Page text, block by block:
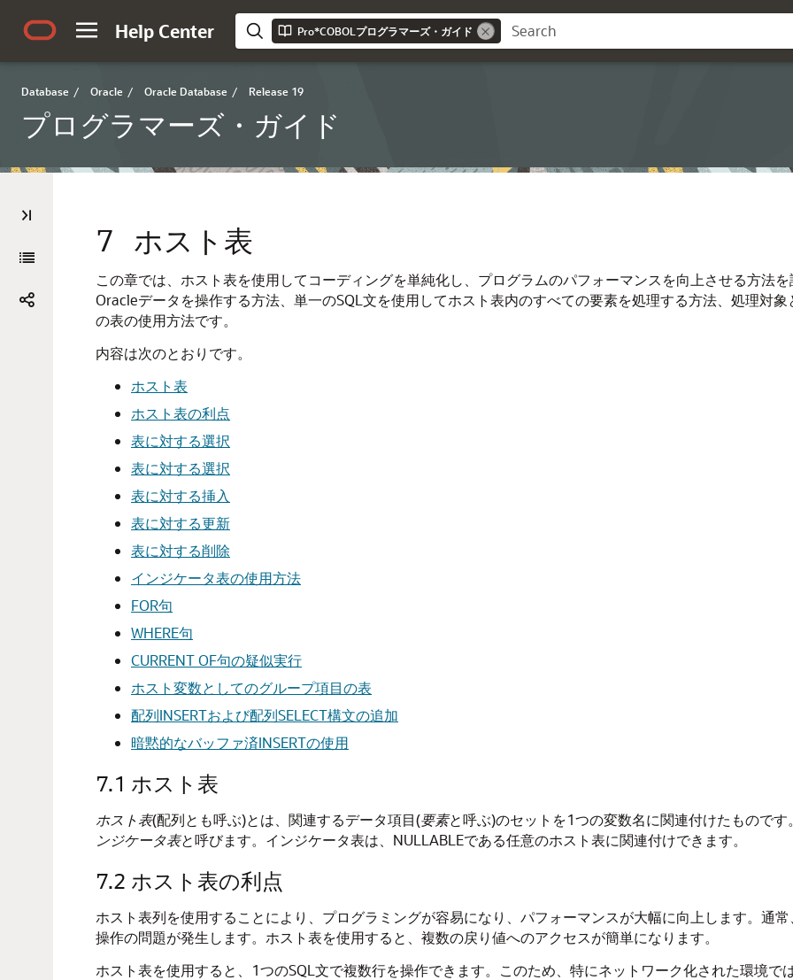
Help Center Pro*COBOLプログラマーズ・ガイド
Database / Oracle / Oracle Database / Release 19
プログラマーズ・ガイド
7 ホスト表
この章では、ホスト表を使用してコーディングを単純化し、プログラムのパフォーマンスを向上させる方法
Oracleデータを操作する方法、単一のSQL文を使用してホスト表内のすべての要素を処理する方法、処理対
の表の使用方法です。
内容は次のとおりです。
ホスト表
ホスト表の利点
表に対する選択
表に対する選択
表に対する挿入
表に対する更新
表に対する削除
インジケータ表の使用方法
FOR句
WHERE句
CURRENT OF句の疑似実行
ホスト変数としてのグループ項目の表
配列INSERTおよび配列SELECT構文の追加
暗黙的なバッファ済INSERTの使用
7.1 ホスト表
ホスト表(配列とも呼ぶ)とは、関連するデータ項目(要素と呼ぶ)のセットを1つの変数名に関連付けたもので
ンジケータ表と呼びます。インジケータ表は、NULLABLEである任意のホスト表に関連付けできます。
7.2 ホスト表の利点
ホスト表列を使用することにより、プログラミングが容易になり、パフォーマンスが大幅に向上します。通
操作の問題が発生します。ホスト表を使用すると、複数の戻り値へのアクセスが簡単になります。
ホスト表を使用すると、1つのSQL文で複数行を操作できます。このため、特にネットワーク化された環境